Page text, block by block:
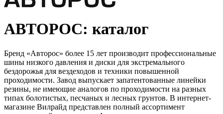
АВТОРОС: каталог
Бренд «Авторос» более 15 лет производит профессиональные
шины низкого давления и диски для экстремального
бездорожья для вездеходов и техники повышенной
проходимости. Завод выпускает запатентованные линейки
резины, не имеющие аналогов по проходимости на разных
типах болотистых, песчаных и лесных грунтов. В интернет-
магазине Вилрайд представлен полный ассортимент